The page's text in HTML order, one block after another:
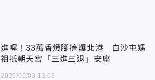
進喔！33萬香燈腳擠爆北港 白沙屯媽
祖抵朝天宮「三進三退」安座
2025/05/03 13:03